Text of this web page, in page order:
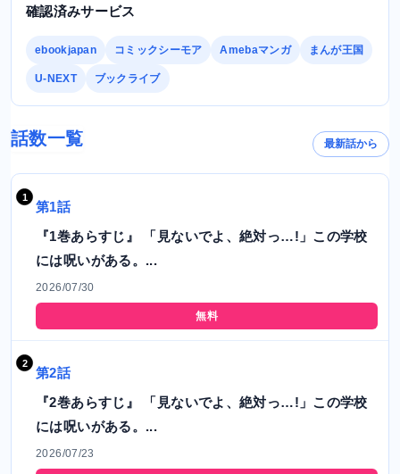
確認済みサービス
ebookjapan コミックシーモア Amebaマンガ まんが王国
U-NEXT ブックライブ
話数一覧 最新話から
第1話
『1巻あらすじ』 「見ないでよ、絶対っ…!」この学校
には呪いがある。...
2026/07/30
無料
第2話
『2巻あらすじ』 「見ないでよ、絶対っ…!」この学校
には呪いがある。...
2026/07/23